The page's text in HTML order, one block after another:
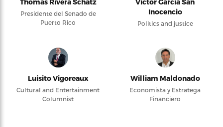
Thomas Rivera Schatz
Presidente del Senado de
Puerto Rico
Víctor García San
Inocencio
Politics and justice
Luisito Vigoreaux
Cultural and Entertainment
Columnist
William Maldonado
Economista y Estratega
Financiero